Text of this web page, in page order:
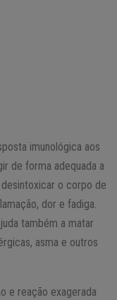
imunológica aos
de forma adequada a
o corpo de
dor e fadiga.
também a matar
asma e outros
e reação exagerada